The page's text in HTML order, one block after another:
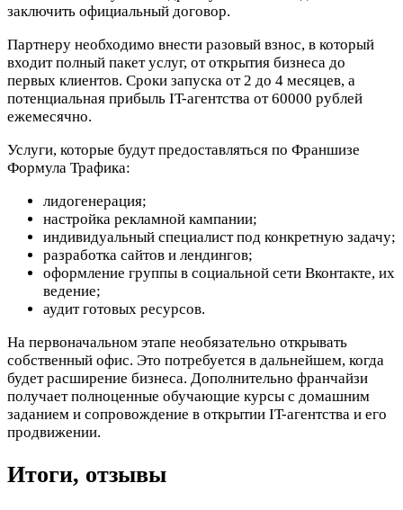
заключить официальный договор.
Партнеру необходимо внести разовый взнос, в который
входит полный пакет услуг, от открытия бизнеса до
первых клиентов. Сроки запуска от 2 до 4 месяцев, а
потенциальная прибыль IT-агентства от 60000 рублей
ежемесячно.
Услуги, которые будут предоставляться по Франшизе
Формула Трафика:
лидогенерация;
настройка рекламной кампании;
индивидуальный специалист под конкретную задачу;
разработка сайтов и лендингов;
оформление группы в социальной сети Вконтакте, их
ведение;
аудит готовых ресурсов.
На первоначальном этапе необязательно открывать
собственный офис. Это потребуется в дальнейшем, когда
будет расширение бизнеса. Дополнительно франчайзи
получает полноценные обучающие курсы с домашним
заданием и сопровождение в открытии IT-агентства и его
продвижении.
Итоги, отзывы